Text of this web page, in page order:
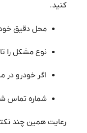
کنید.
محل دقیق
نوع مشکل را
اگر خودرو در
شماره تماس
رعایت همین چند